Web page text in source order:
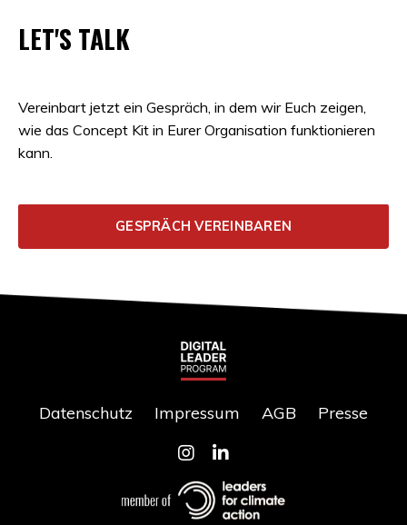
LET'S TALK
Vereinbart jetzt ein Gespräch, in dem wir Euch zeigen,
wie das Concept Kit in Eurer Organisation funktionieren
kann.
GESPRÄCH VEREINBAREN
Datenschutz Impressum AGB Presse